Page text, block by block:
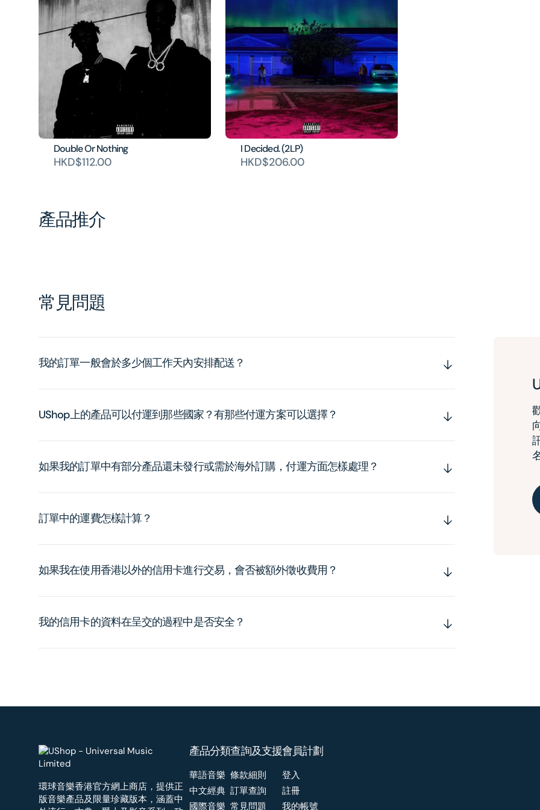
Double Or Nothing
HKD$112.00
I Decided. (2LP)
HKD$206.00
產品推介
常見問題
我的訂單一般會於多少個工作天內安排配送？
UShop上的產品可以付運到那些國家？有那些付運方案可以選擇？
如果我的訂單中有部分產品還未發行或需於海外訂購，付運方面怎樣處理？
訂單中的運費怎樣計算？
如果我在使用香港以外的信用卡進行交易，會否被額外徵收費用？
我的信用卡的資料在呈交的過程中是否安全？
環球音樂香港官方網上商店，提供正
版音樂產品及限量珍藏版本，涵蓋中
產品分類
華語音樂
中文經典
國際音樂
查詢及支援
條款細則
訂單查詢
常見問題
會員計劃
登入
註冊
我的帳號